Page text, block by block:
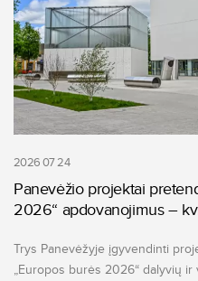
2026 07 24
Panevėžio projektai
2026“ apdovanojimus –
Trys Panevėžyje įgyvendinti
„Europos burės 2026“ dalyvių